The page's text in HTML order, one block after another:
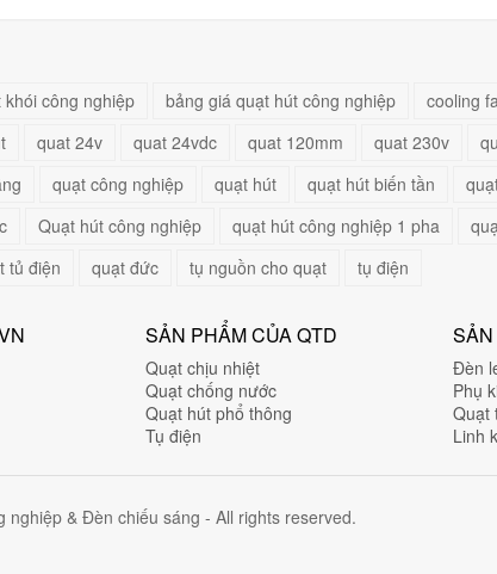
công nghiệp bảng giá quạt hút công nghiệp cooling
quat 24v quat 24vdc quat 120mm quat 230v
quạt công nghiệp quạt hút quạt hút biến tần
Quạt hút công nghiệp quạt hút công nghiệp 1 pha
tủ điện quạt đức tụ nguồn cho quạt tụ điện
SẢN PHẨM CỦA QTD
Quạt chịu nhiệt
Quạt chống nước
Quạt hút phổ thông
Tụ điện
Đèn
Phụ
Quạt
Linh
& Đèn chiếu sáng - All rights reserved.